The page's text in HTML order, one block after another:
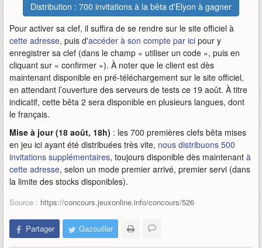
Distribution : 700 invitations à la bêta d'Elyon à gagner
Pour activer sa clef, il suffira de se rendre sur le site officiel à
cette adresse, puis d'accéder à son compte par ici pour y
enregistrer sa clef (dans le champ « utiliser un code », puis en
cliquant sur « confirmer »). À noter que le client est dès
maintenant disponible en pré-téléchargement sur le site officiel,
en attendant l’ouverture des serveurs de tests ce 19 août. À titre
indicatif, cette bêta 2 sera disponible en plusieurs langues, dont
le français.
Mise à jour (18 août, 18h) : les 700 premières clefs bêta mises
en jeu ici ayant été distribuées très vite, nous distribuons 500
invitations supplémentaires, toujours disponible dès maintenant à
cette adresse, selon un mode premier arrivé, premier servi (dans
la limite des stocks disponibles).
Source : https://concours.jeuxonline.info/concours/526
Partager Gazouiller